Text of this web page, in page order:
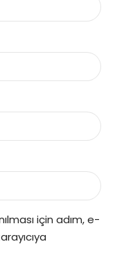
için adım, e-